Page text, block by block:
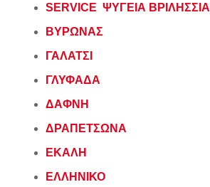
SERVICE ΨΥΓΕΙΑ ΒΡΙΛΗΣΣΙΑ
ΒΥΡΩΝΑΣ
ΓΑΛΑΤΣΙ
ΓΛΥΦΑΔΑ
ΔΑΦΝΗ
ΔΡΑΠΕΤΣΩΝΑ
ΕΚΑΛΗ
ΕΛΛΗΝΙΚΟ